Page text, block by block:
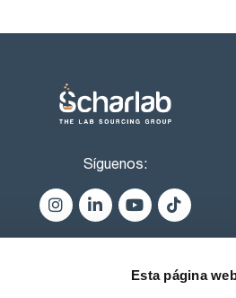
Esta página
Síguenos: